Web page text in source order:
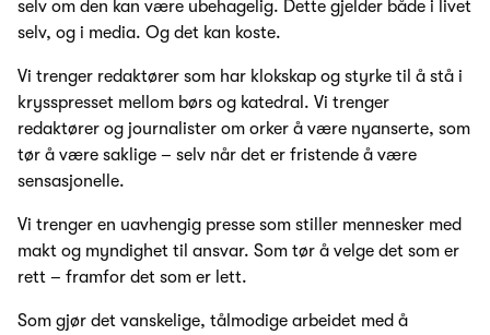
selv om den kan være ubehagelig. Dette gjelder både i livet
selv, og i media. Og det kan koste.
Vi trenger redaktører som har klokskap og styrke til å stå i
krysspresset mellom børs og katedral. Vi trenger
redaktører og journalister om orker å være nyanserte, som
tør å være saklige – selv når det er fristende å være
sensasjonelle.
Vi trenger en uavhengig presse som stiller mennesker med
makt og myndighet til ansvar. Som tør å velge det som er
rett – framfor det som er lett.
Som gjør det vanskelige, tålmodige arbeidet med å